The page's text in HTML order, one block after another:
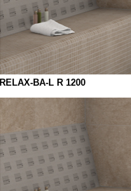
RELAX-BA-L R 1200